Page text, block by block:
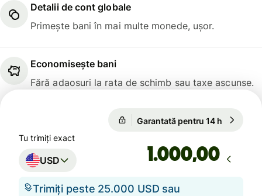
Detalii de cont globale
Primește bani în mai multe monede, ușor.
Economisește bani
Fără adaosuri la rata de schimb sau taxe ascunse.
Garantată pentru 14 h
Tu trimiți exact
USD ,00
Trimiți peste 25.000 USD sau